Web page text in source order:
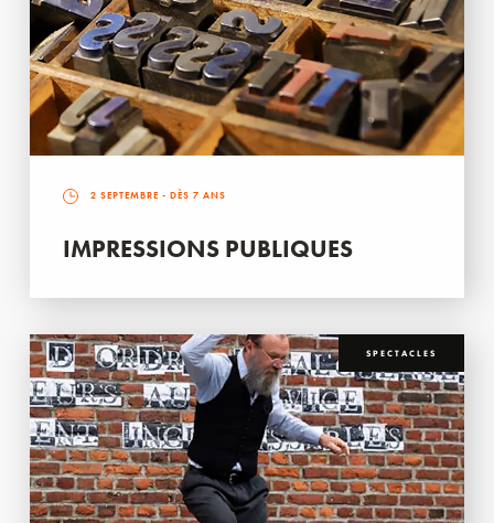
2 SEPTEMBRE - DÈS 7 ANS
IMPRESSIONS PUBLIQUES
SPECTACLES